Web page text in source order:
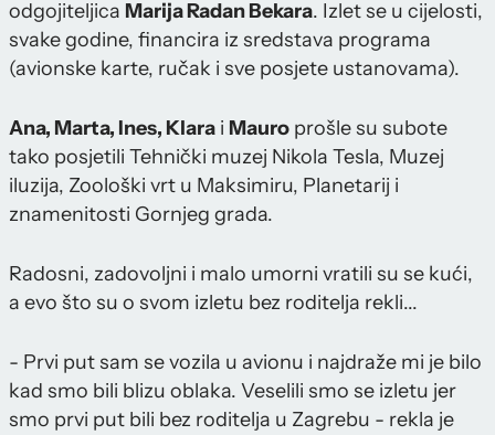
odgojiteljica Marija Radan Bekara. Izlet se u cijelosti,
svake godine, financira iz sredstava programa
(avionske karte, ručak i sve posjete ustanovama).
Ana, Marta, Ines, Klara i Mauro prošle su subote
tako posjetili Tehnički muzej Nikola Tesla, Muzej
iluzija, Zoološki vrt u Maksimiru, Planetarij i
znamenitosti Gornjeg grada.
Radosni, zadovoljni i malo umorni vratili su se kući,
a evo što su o svom izletu bez roditelja rekli...
- Prvi put sam se vozila u avionu i najdraže mi je bilo
kad smo bili blizu oblaka. Veselili smo se izletu jer
smo prvi put bili bez roditelja u Zagrebu - rekla je